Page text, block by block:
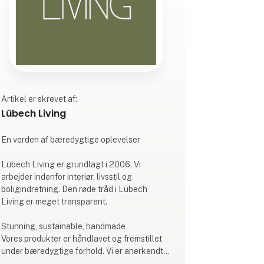
Artikel er skrevet af:
Lübech Living
En verden af bæredygtige oplevelser
Lübech Living er grundlagt i 2006. Vi
arbejder indenfor interiør, livsstil og
boligindretning. Den røde tråd i Lübech
Living er meget transparent.
Stunning, sustainable, handmade
Vores produkter er håndlavet og fremstillet
under bæredygtige forhold. Vi er anerkendte